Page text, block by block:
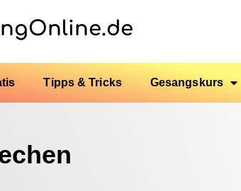
Tipps & Tricks Gesangskurs